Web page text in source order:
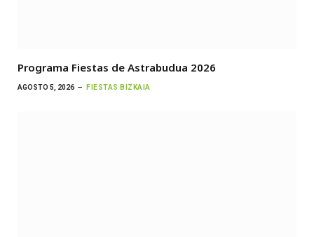
Programa Fiestas de Astrabudua 2026
AGOSTO 5, 2026 FIESTAS BIZKAIA